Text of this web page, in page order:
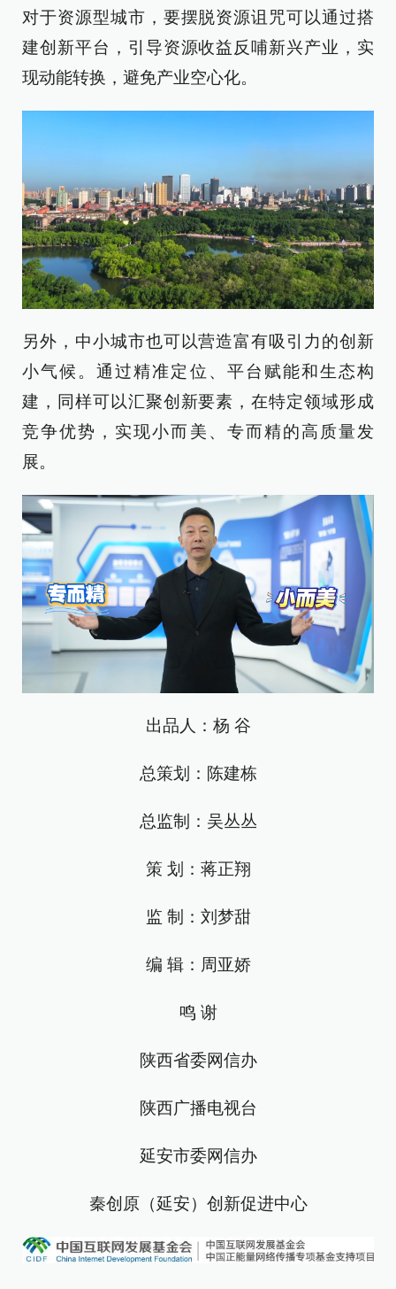
对于资源型城市，要摆脱资源诅咒可以通过搭
建创新平台，引导资源收益反哺新兴产业，实
现动能转换，避免产业空心化。
另外，中小城市也可以营造富有吸引力的创新
小气候。通过精准定位、平台赋能和生态构
建，同样可以汇聚创新要素，在特定领域形成
竞争优势，实现小而美、专而精的高质量发
展。
出品人：杨 谷
总策划：陈建栋
总监制：吴丛丛
策 划：蒋正翔
监 制：刘梦甜
编 辑：周亚娇
鸣 谢
陕西省委网信办
陕西广播电视台
延安市委网信办
秦创原（延安）创新促进中心